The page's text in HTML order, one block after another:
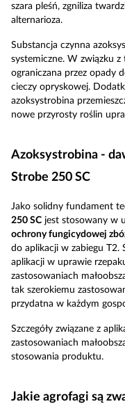
szara pleśń, zgniliza
alternarioza.
Substancja czynna
systemiczne. W związku z
ograniczana przez opady
cieczy opryskowej.
azoksystrobina
nowe przyrosty roślin
Azoksystrobina -
Strobe 250 SC
Jako solidny fundament
250 SC jest stosowany w
ochrony fungicydowej
do aplikacji w zabiegu T2.
aplikacji w uprawie
zastosowaniach
tak szerokiemu
przydatna w każdym
Szczegóły związane z
zastosowaniach
stosowania produktu.
Jakie agrofagi są